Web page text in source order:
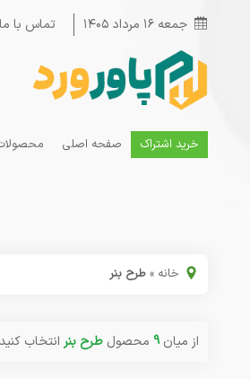
جمعه ۱۶ مرداد ۱۴۰۵ تماس با ما
خرید اشتراک صفحه اصلی
خانه » طرح بنر
از میان9 محصول طرح بنرانتخاب